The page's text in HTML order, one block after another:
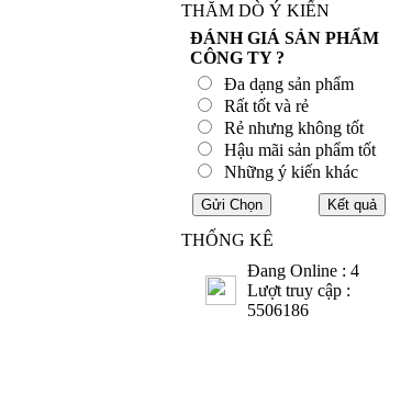
THĂM DÒ Ý KIẾN
ĐÁNH GIÁ SẢN PHẨM
CÔNG TY ?
Đa dạng sản phẩm
Rất tốt và rẻ
Rẻ nhưng không tốt
Hậu mãi sản phẩm tốt
Những ý kiến khác
THỐNG KÊ
Đang Online : 4
Lượt truy cập :
5506186